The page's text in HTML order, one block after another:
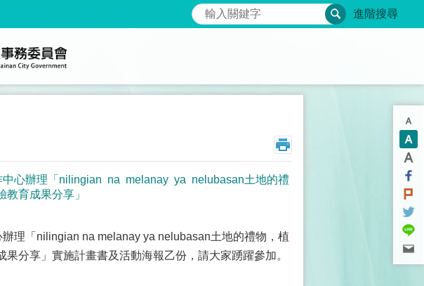
搜尋 進階搜尋
中心辦理「nilingian na melanay ya nelubasan土地的禮
育成果分享」
理「nilingian na melanay ya nelubasan土地的禮物，植
分享」實施計畫書及活動海報乙份，請大家踴躍參加。